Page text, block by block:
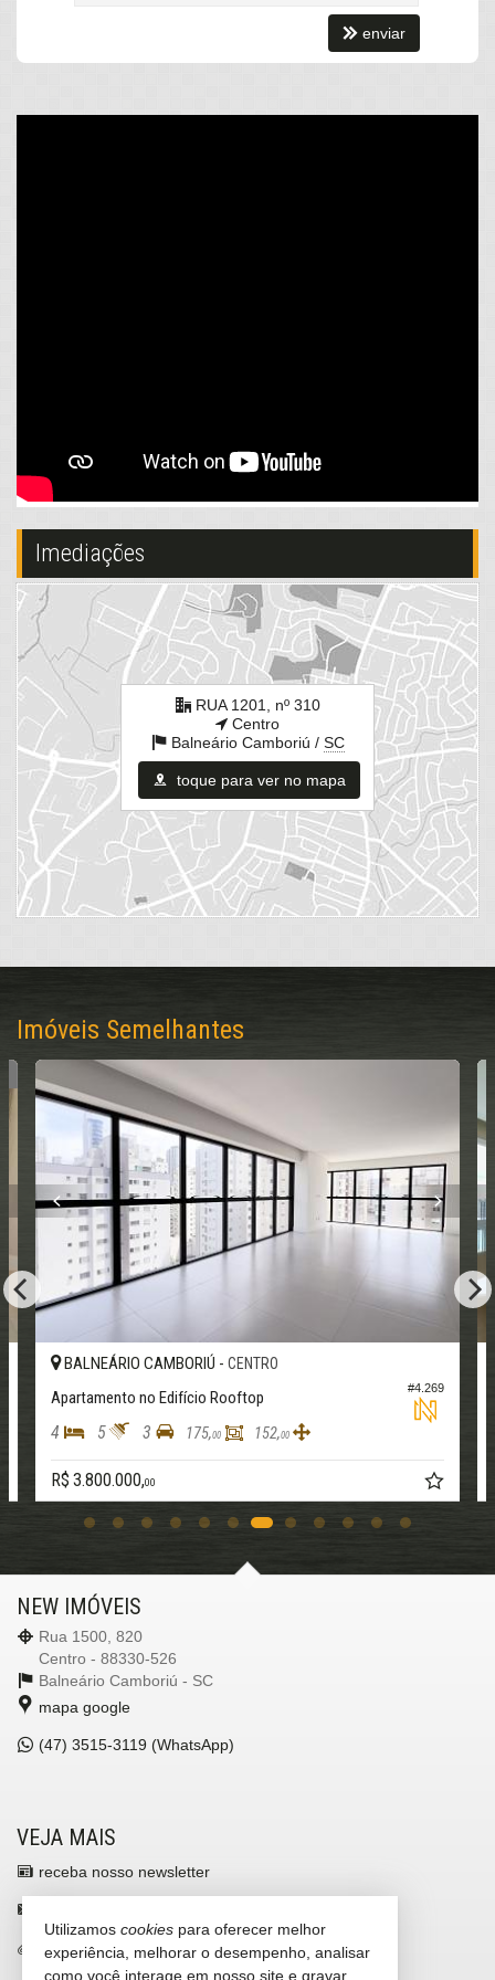
combinação de espaço, conforto e opções de lazer, este
apartamento é o local ideal para criar memórias duradouras e
desfrutar do melhor que a vida tem a oferecer.
Endereço:
RUA 1201, nº 310
Centro
Balneário Camboriú /SC
ver mapa abaixo
enviar
Imediações
RUA 1201, nº 310
Centro
Balneário Camboriú / SC
toque para ver no mapa
Imóveis Semelhantes
#4.269
BALNEÁRIO CAMBORIÚ -CENTRO
Apartamento no Edifício Rooftop
4 5 3 175,00 152,00
R$ 3.800.000,00
NEW IMÓVEIS
Rua 1500, 820
Centro - 88330-526
Balneário Camboriú - SC
mapa google
(47) 3515-3119 (WhatsApp)
VEJA MAIS
receba nosso newsletter
trabalhe conosco
Utilizamos cookies para oferecer melhor
experiência, melhorar o desempenho, analisar
como você interage em nosso site e gravar